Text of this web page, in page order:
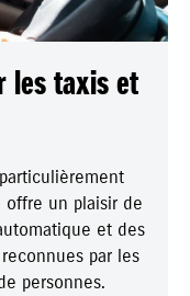
les taxis et
offre un plaisir de
et des
par les
personnes.